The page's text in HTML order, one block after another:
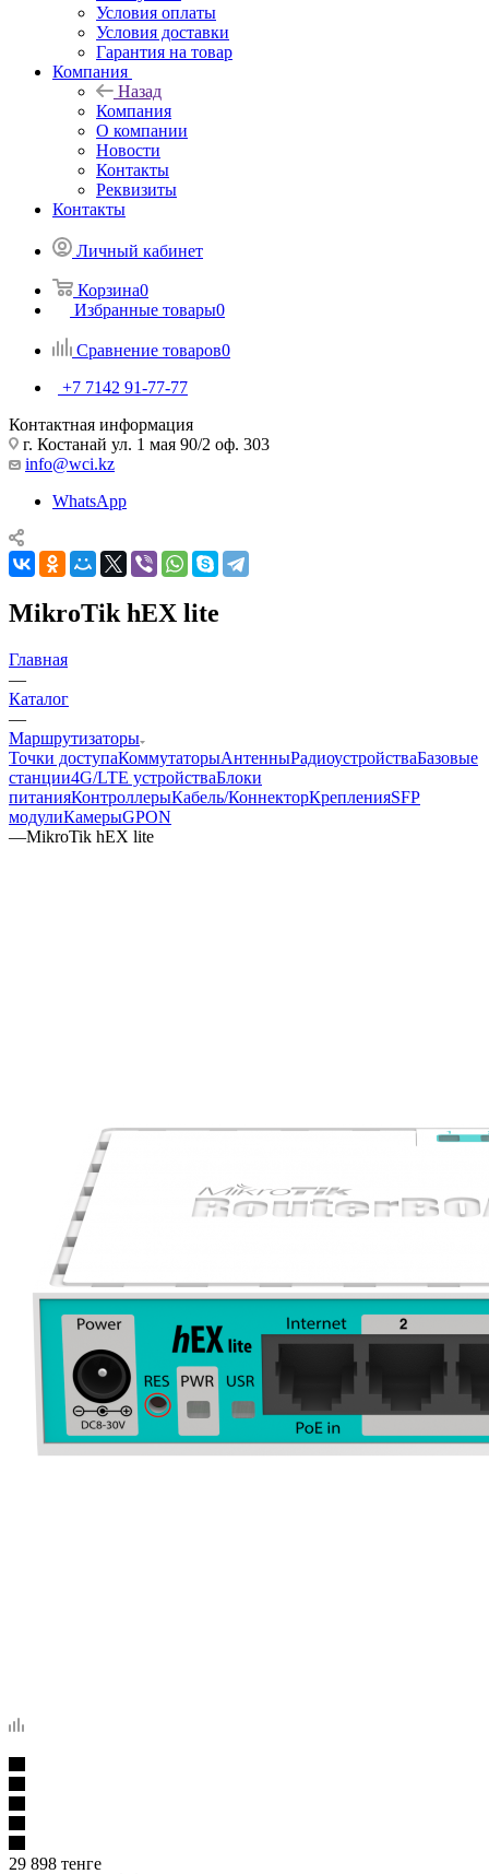
Условия оплаты
Условия доставки
Гарантия на товар
Компания
Назад
Компания
О компании
Новости
Контакты
Реквизиты
Контакты
Личный кабинет
Корзина0
Избранные товары0
Сравнение товаров0
+7 7142 91-77-77
Контактная информация
г. Костанай ул. 1 мая 90/2 оф. 303
info@wci.kz
WhatsApp
MikroTik hEX lite
Главная
—
Каталог
—
Маршрутизаторы
Точки доступаКоммутаторыАнтенныРадиоустройстваБазовые
станции4G/LTE устройстваБлоки
питанияКонтроллерыКабель/КоннекторКрепленияSFP
модулиКамерыGPON
—MikroTik hEX lite
29 898 тенге